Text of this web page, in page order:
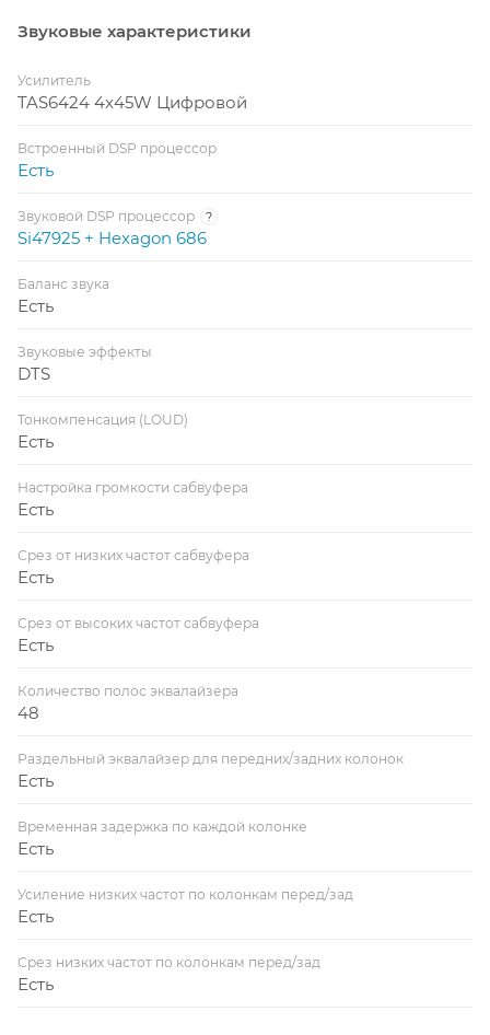
Звуковые характеристики
Усилитель
TAS6424 4x45W Цифровой
Встроенный DSP процессор
Есть
Звуковой DSP процессор ?
Si47925 + Hexagon 686
Баланс звука
Есть
Звуковые эффекты
DTS
Тонкомпенсация (LOUD)
Есть
Настройка громкости сабвуфера
Есть
Срез от низких частот сабвуфера
Есть
Срез от высоких частот сабвуфера
Есть
Количество полос эквалайзера
48
Раздельный эквалайзер для передних/задних колонок
Есть
Временная задержка по каждой колонке
Есть
Усиление низких частот по колонкам перед/зад
Есть
Срез низких частот по колонкам перед/зад
Есть